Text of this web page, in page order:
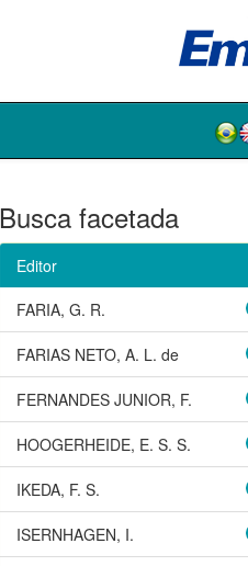
Busca facetada
Editor
FARIA, G. R.
FARIAS NETO, A. L. de
FERNANDES JUNIOR, F.
HOOGERHEIDE, E. S. S.
IKEDA, F. S.
ISERNHAGEN, I.